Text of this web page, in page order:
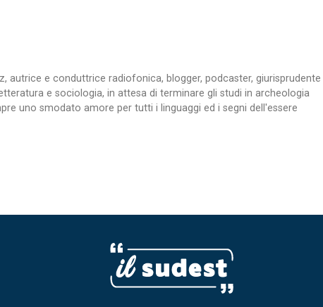
autrice e conduttrice radiofonica, blogger, podcaster, giurisprudente
e sociologia, in attesa di terminare gli studi in archeologia
uno smodato amore per tutti i linguaggi ed i segni dell'essere